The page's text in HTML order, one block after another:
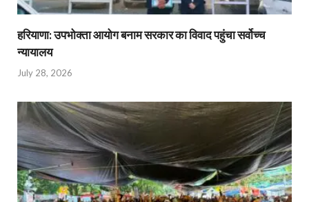
हरियाणा: उपभोक्ता आयोग बनाम सरकार का विवाद पहुंचा सर्वोच्च
न्यायालय
July 28, 2026